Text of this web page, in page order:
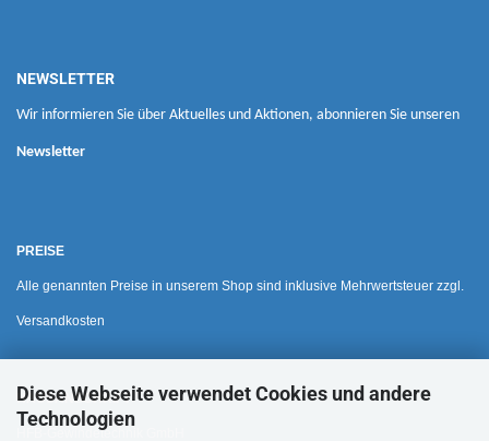
Diese Webseite verwendet Cookies und andere
Technologien
NEWSLETTER
Wir informieren Sie über Aktuelles und Aktionen, abonnieren Sie unseren
Newsletter
PREISE
Alle genannten Preise in unserem Shop sind inklusive Mehrwertsteuer zzgl.
Versandkosten
HAUSANSCHRIFT
HFB-Gewindetechnik GmbH